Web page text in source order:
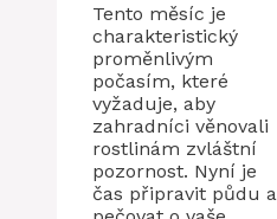
Tento měsíc je
charakteristický
proměnlivým
počasím, které
vyžaduje, aby
zahradníci věnovali
rostlinám zvláštní
pozornost. Nyní je
čas připravit půdu a